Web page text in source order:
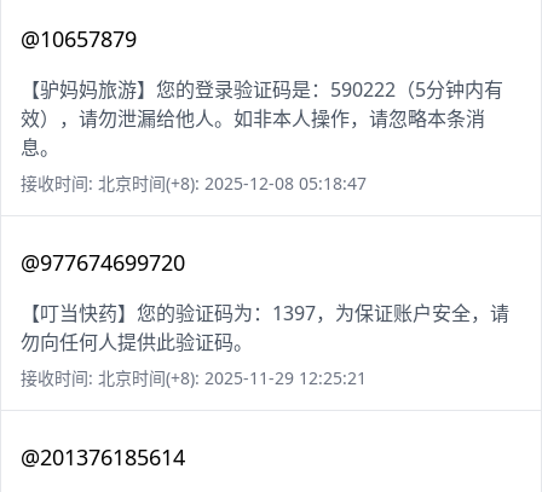
@10657879
【驴妈妈旅游】您的登录验证码是：590222（5分钟内有
效），请勿泄漏给他人。如非本人操作，请忽略本条消
息。
接收时间: 北京时间(+8): 2025-12-08 05:18:47
@977674699720
【叮当快药】您的验证码为：1397，为保证账户安全，请
勿向任何人提供此验证码。
接收时间: 北京时间(+8): 2025-11-29 12:25:21
@201376185614